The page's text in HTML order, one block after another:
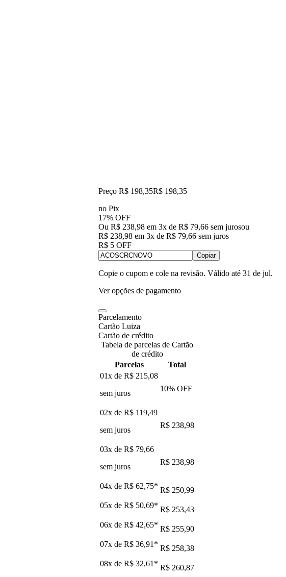
Preço R$ 198,35R$ 198,35
no Pix
17% OFF
Ou R$ 238,98 em 3x de R$ 79,66 sem jurosou
R$ 238,98 em 3x de R$ 79,66 sem juros
R$ 5 OFF
Copiar
Copie o cupom e cole na revisão. Válido até 31 de jul.
Ver opções de pagamento
Parcelamento
Cartão Luiza
Cartão de crédito
Tabela de parcelas de Cartão
de crédito
Parcelas
Total
01x de R$ 215,08
sem juros
10% OFF
02x de R$ 119,49
sem juros
R$ 238,98
03x de R$ 79,66
sem juros
R$ 238,98
04x de R$ 62,75* R$ 250,99
05x de R$ 50,69* R$ 253,43
06x de R$ 42,65* R$ 255,90
07x de R$ 36,91 * R$ 258,38
08x de R$ 32,61 * R$ 260,87